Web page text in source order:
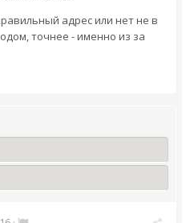
адрес или нет не в
точнее - именно из за